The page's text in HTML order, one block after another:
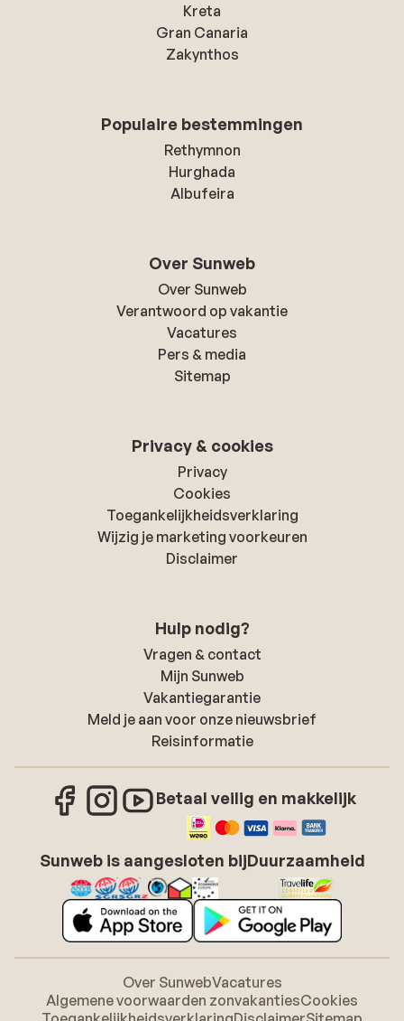
Kreta
Gran Canaria
Zakynthos
Populaire bestemmingen
Rethymnon
Hurghada
Albufeira
Over Sunweb
Over Sunweb
Verantwoord op vakantie
Vacatures
Pers & media
Sitemap
Privacy & cookies
Privacy
Cookies
Toegankelijkheidsverklaring
Wijzig je marketing voorkeuren
Disclaimer
Hulp nodig?
Vragen & contact
Mijn Sunweb
Vakantiegarantie
Meld je aan voor onze nieuwsbrief
Reisinformatie
Betaal veilig en makkelijk
Sunweb is aangesloten bijDuurzaamheid
Over SunwebVacatures
Algemene voorwaarden zonvakantiesCookies